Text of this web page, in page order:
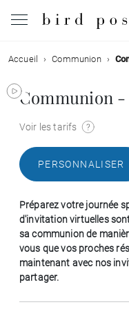
Mariage
Naissance
Communion
Décès
Anniversaire
Accueil Communion
Communion -
Voir les tarifs
PERSONNALISER
Préparez votre journée
d'invitation virtuelles
sa communion de
vous que vos proches
maintenant avec nos
partager.